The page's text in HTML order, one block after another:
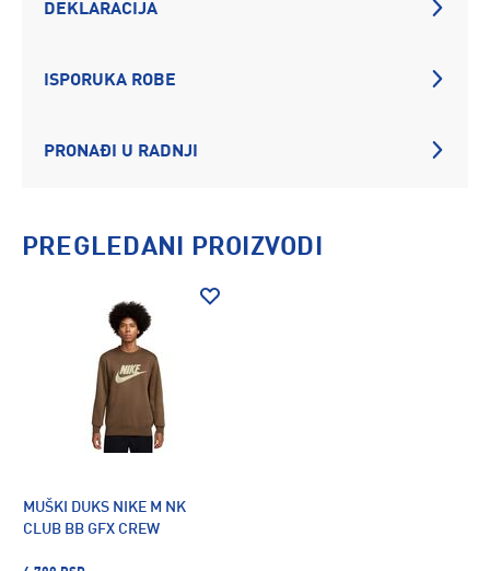
DEKLARACIJA
ISPORUKA ROBE
PRONAĐI U RADNJI
PREGLEDANI PROIZVODI
MUŠKI DUKS NIKE M NK
CLUB BB GFX CREW